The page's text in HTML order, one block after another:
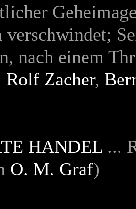
verschwindet;
nach einem
Rolf Zacher,
HANDEL ...
O. M. Graf)